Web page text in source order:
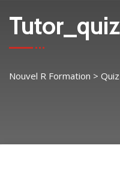
Nouvel R Formation > Quiz